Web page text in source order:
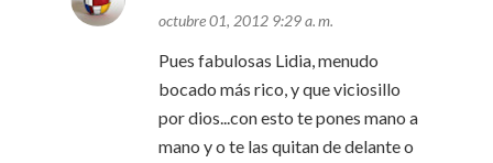
octubre 01, 2012 9:29 a. m.
Pues fabulosas Lidia, menudo
bocado más rico, y que viciosillo
por dios...con esto te pones mano a
mano y o te las quitan de delante o